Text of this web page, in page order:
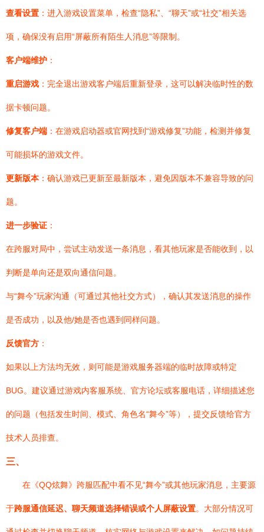
查看设置 ：进入游戏设置菜单，检查“隐私”、“聊天”或“社交”相关选
项，确保没有启用“屏蔽所有陌生人消息”等限制。
客户端维护 ：
重启游戏 ：完全退出游戏客户端后重新登录，这可以解决临时性的数
据卡顿问题。
修复客户端 ：在游戏启动器或官网找到“游戏修复”功能，检测并修复
可能损坏的游戏文件。
更新版本：确认游戏已更新至最新版本，避免因版本不兼容导致的问
题。
进一步验证 ：
在跨服对局中，尝试主动发送一条消息，看其他玩家是否能收到，以
判断是单向还是双向通信问题。
与“舞今”玩家沟通（可通过其他社交方式），确认其发送消息的操作
是否成功，以及他/她是否也遇到同样问题。
反馈官方 ：
如果以上方法均无效，则可能是游戏服务器端的临时故障或特定
BUG。建议通过游戏内客服系统、官方论坛或客服电话，详细描述您
的问题（包括发生时间、模式、角色名“舞今”等），提交反馈给官方
技术人员排查。
三、
在《QQ炫舞》跨服匹配中看不见“舞今”或其他玩家消息，主要源
于跨服通信延迟、聊天频道选择错误或个人屏蔽设置。大部分情况可